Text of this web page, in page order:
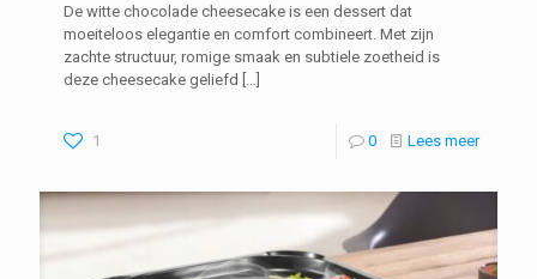
De witte chocolade cheesecake is een dessert dat
moeiteloos elegantie en comfort combineert. Met zijn
zachte structuur, romige smaak en subtiele zoetheid is
deze cheesecake geliefd […]
1 0 Lees meer